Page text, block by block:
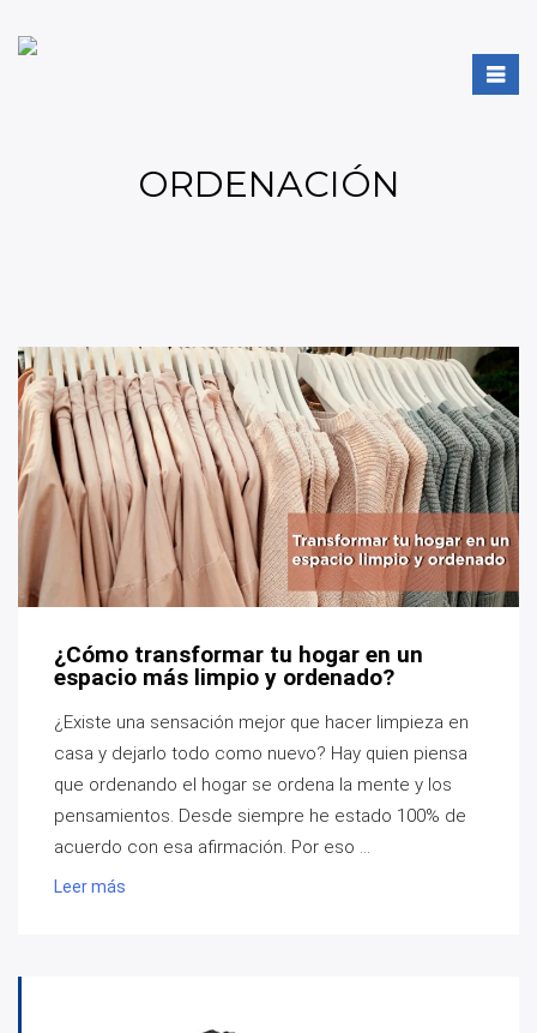
ORDENACIÓN
¿Cómo transformar tu hogar en un
espacio más limpio y ordenado?
¿Existe una sensación mejor que hacer limpieza en
casa y dejarlo todo como nuevo? Hay quien piensa
que ordenando el hogar se ordena la mente y los
pensamientos. Desde siempre he estado 100% de
acuerdo con esa afirmación. Por eso ...
Leer más